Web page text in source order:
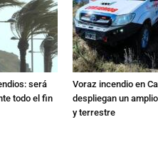
será
todo el fin
Voraz incendio en
despliegan un
y terrestre